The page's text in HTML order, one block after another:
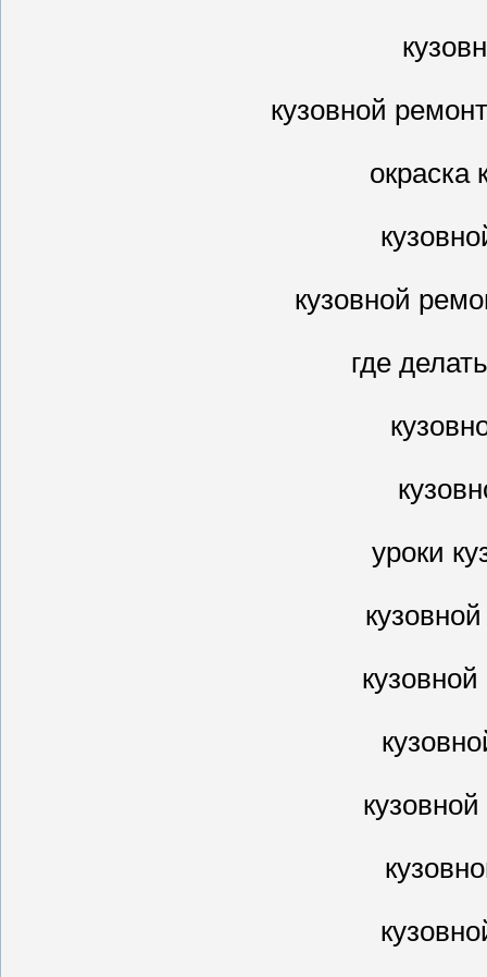
кузовной
окраска
кузовной
где
уроки